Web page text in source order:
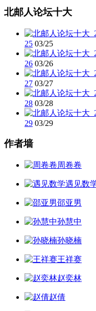
北邮人论坛十大
25 03/25
26 03/26
27 03/27
28 03/28
29 03/29
作者墙
周卷卷
遇见数
邵亚男
孙慧中
孙晓楠
王祥赛
赵奕林
赵倩